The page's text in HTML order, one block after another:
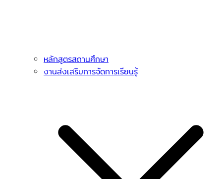
หลักสูตรสถานศึกษา
งานส่งเสริมการจัดการเรียนรู้